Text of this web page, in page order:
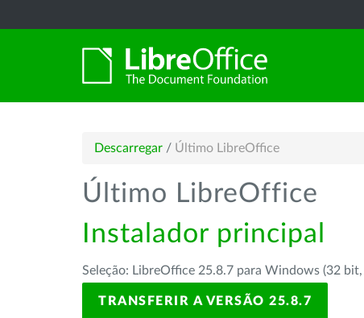
Descarregar / Último LibreOffice
Último LibreOffice
Instalador principal
Seleção: LibreOffice 25.8.7 para Windows (32
TRANSFERIR A VERSÃO 25.8.7